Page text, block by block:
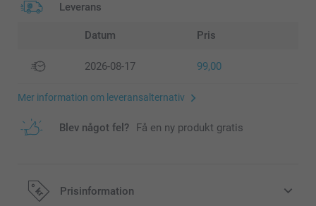
Leverans
Datum Pris
2026-08-17 99,00
Mer information om leveransalternativ
Blev något fel? Få en ny produkt gratis
Prisinformation